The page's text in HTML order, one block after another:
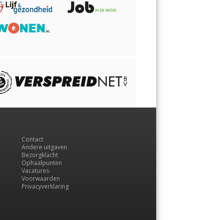
Contact
Andere uitgaven
Bezorgklacht
Ophaalpunten
Vacatures
Voorwaarden
Privacyverklaring